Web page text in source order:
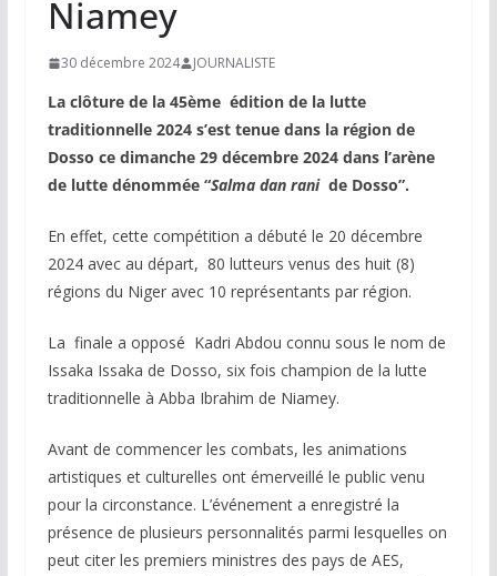
Niamey
30 décembre 2024 JOURNALISTE
La clôture de la 45ème édition de la lutte
traditionnelle 2024 s’est tenue dans la région de
Dosso ce dimanche 29 décembre 2024 dans l’arène
de lutte dénommée “Salma dan ranide Dosso”.
En effet, cette compétition a débuté le 20 décembre
2024 avec au départ, 80 lutteurs venus des huit (8)
régions du Niger avec 10 représentants par région.
La finale a opposé Kadri Abdou connu sous le nom de
Issaka Issaka de Dosso, six fois champion de la lutte
traditionnelle à Abba Ibrahim de Niamey.
Avant de commencer les combats, les animations
artistiques et culturelles ont émerveillé le public venu
pour la circonstance. L’événement a enregistré la
présence de plusieurs personnalités parmi lesquelles on
peut citer les premiers ministres des pays de AES,